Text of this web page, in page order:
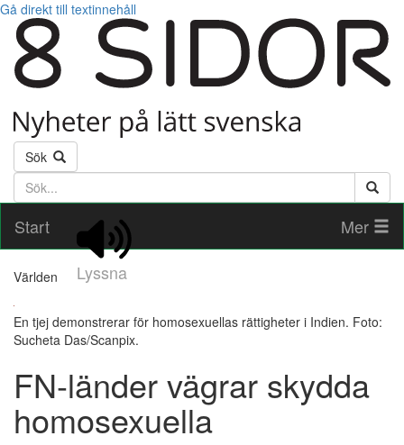
Gå direkt till textinnehåll
Sök
Söktext
Start
Lyssna
Mer
Världen
En tjej demonstrerar för homosexuellas rättigheter i Indien. Foto:
Sucheta Das/Scanpix.
FN-länder vägrar skydda
homosexuella